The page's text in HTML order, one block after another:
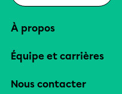
À propos
Équipe et carrières
Nous contacter